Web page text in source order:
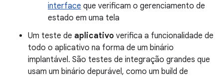
interface que verificam o gerenciamento de
estado em uma tela
Um teste de aplicativo verifica a funcionalidade de
todo o aplicativo na forma de um binário
implantável. São testes de integração grandes que
usam um binário depurável, como um build de